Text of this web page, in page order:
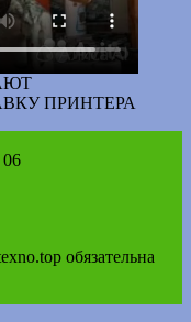
ПРИНТЕРА
обязательна